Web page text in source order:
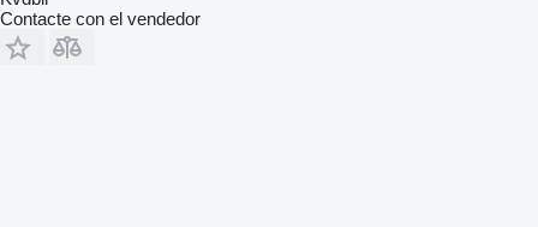
Contacte con el vendedor